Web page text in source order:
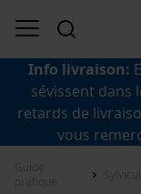
Info livraison:
sévissent dans
retards de
vous